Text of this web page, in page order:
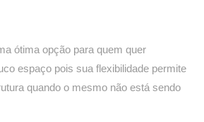
ótima opção para quem quer
espaço pois sua flexibilidade permite
quando o mesmo não está sendo